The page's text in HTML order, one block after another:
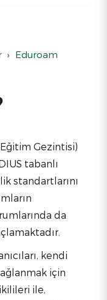
Eduroam
Gezintisi)
tabanlı
standartlarını
da
kendi
için
ile,